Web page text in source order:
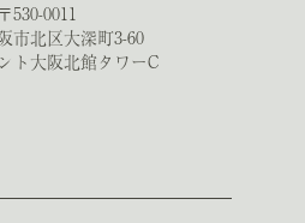
〒530-0011
市北区大深町3-60
ト大阪北館タワーC